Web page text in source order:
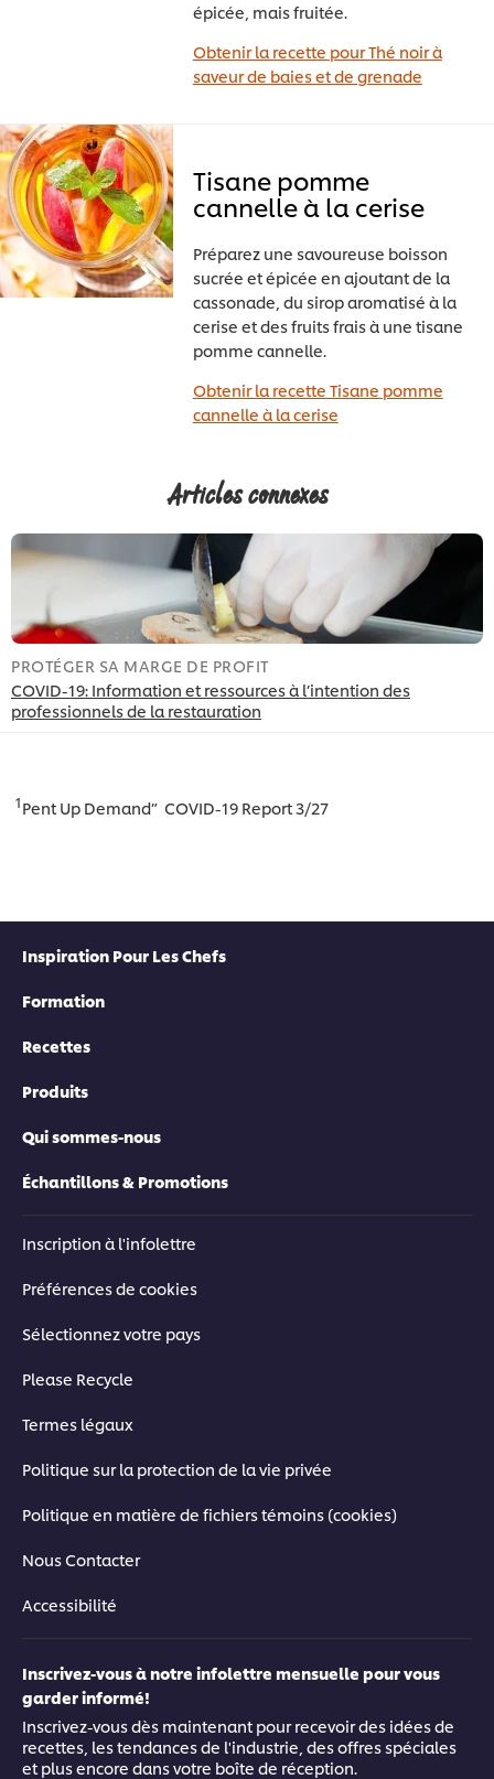
épicée, mais fruitée.
Obtenir la recette pour Thé noir à
saveur de baies et de grenade
Tisane pomme
cannelle à la cerise
Préparez une savoureuse boisson
sucrée et épicée en ajoutant de la
cassonade, du sirop aromatisé à la
cerise et des fruits frais à une tisane
pomme cannelle.
Obtenir la recette Tisane pomme
cannelle à la cerise
Articles connexes
PROTÉGER SA MARGE DE PROFIT
COVID-19: Information et ressources à l’intention des
professionnels de la restauration
1Pent Up Demand” COVID-19 Report 3/27
Inspiration Pour Les Chefs
Formation
Recettes
Produits
Qui sommes-nous
Échantillons & Promotions
Inscription à l'infolettre
Préférences de cookies
Sélectionnez votre pays
Please Recycle
Termes légaux
Politique sur la protection de la vie privée
Politique en matière de fichiers témoins (cookies)
Nous Contacter
Accessibilité
Inscrivez-vous à notre infolettre mensuelle pour vous
garder informé!
Inscrivez-vous dès maintenant pour recevoir des idées de
recettes, les tendances de l'industrie, des offres spéciales
et plus encore dans votre boîte de réception.